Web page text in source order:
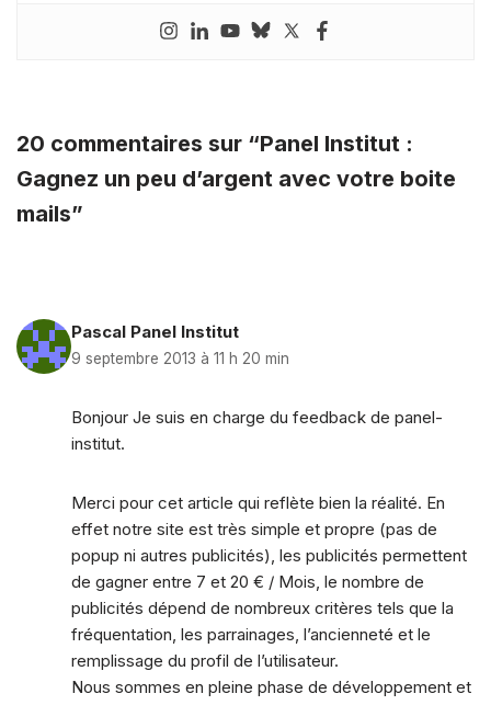
20 commentaires sur “Panel Institut :
Gagnez un peu d’argent avec votre boite
mails”
Pascal Panel Institut
9 septembre 2013 à 11 h 20 min
Bonjour Je suis en charge du feedback de panel-
institut.
Merci pour cet article qui reflète bien la réalité. En
effet notre site est très simple et propre (pas de
popup ni autres publicités), les publicités permettent
de gagner entre 7 et 20 € / Mois, le nombre de
publicités dépend de nombreux critères tels que la
fréquentation, les parrainages, l’ancienneté et le
remplissage du profil de l’utilisateur.
Nous sommes en pleine phase de développement et